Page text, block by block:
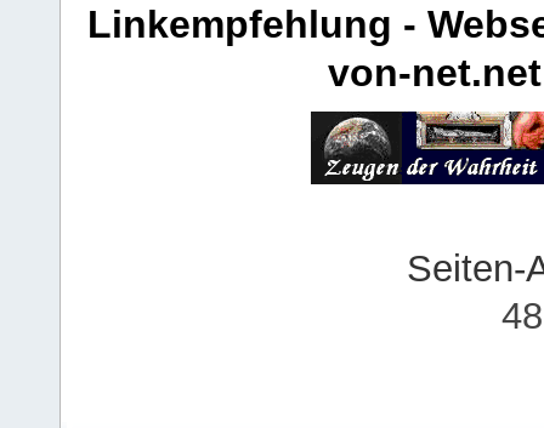
Linkempfehlung -
von-net.net
Seiten-